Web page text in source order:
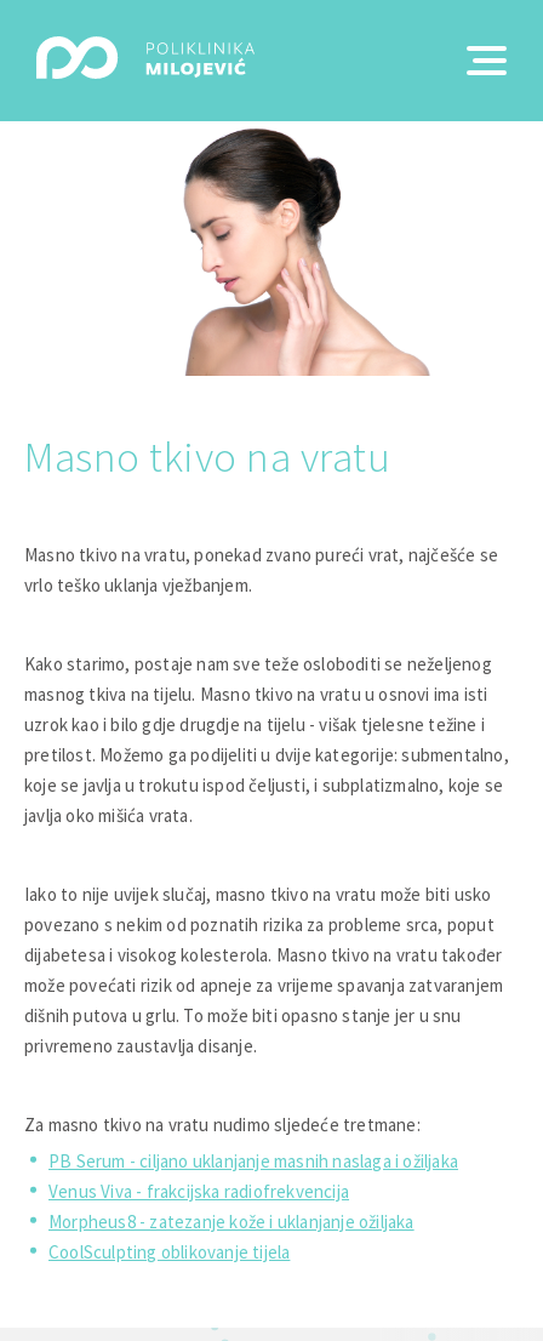
Masno tkivo na vratu
Masno tkivo na vratu, ponekad zvano pureći vrat, najčešće se
vrlo teško uklanja vježbanjem.
Kako starimo, postaje nam sve teže osloboditi se neželjenog
masnog tkiva na tijelu. Masno tkivo na vratu u osnovi ima isti
uzrok kao i bilo gdje drugdje na tijelu - višak tjelesne težine i
pretilost. Možemo ga podijeliti u dvije kategorije: submentalno,
koje se javlja u trokutu ispod čeljusti, i subplatizmalno, koje se
javlja oko mišića vrata.
Iako to nije uvijek slučaj, masno tkivo na vratu može biti usko
povezano s nekim od poznatih rizika za probleme srca, poput
dijabetesa i visokog kolesterola. Masno tkivo na vratu također
može povećati rizik od apneje za vrijeme spavanja zatvaranjem
dišnih putova u grlu. To može biti opasno stanje jer u snu
privremeno zaustavlja disanje.
Za masno tkivo na vratu nudimo sljedeće tretmane:
PB Serum - ciljano uklanjanje masnih naslaga i ožiljaka
Venus Viva - frakcijska radiofrekvencija
Morpheus8 - zatezanje kože i uklanjanje ožiljaka
CoolSculpting oblikovanje tijela